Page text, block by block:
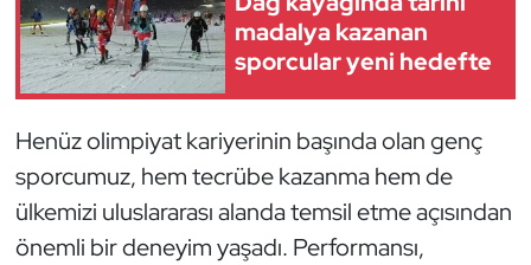
madalya kazanan
sporcular yeni hedefte
Henüz olimpiyat kariyerinin başında olan genç
sporcumuz, hem tecrübe kazanma hem de
ülkemizi uluslararası alanda temsil etme açısından
önemli bir deneyim yaşadı. Performansı,
İşitme Engelli Sporcular
Kano ve Rafting
Karate